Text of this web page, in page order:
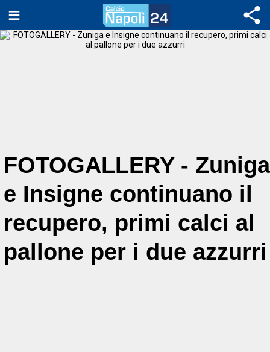
FOTOGALLERY - Zuniga
e Insigne continuano il
recupero, primi calci al
pallone per i due azzurri